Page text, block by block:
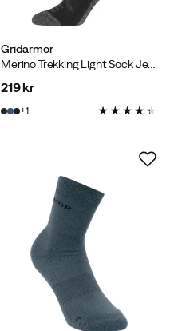
Gridarmor
Merino Trekking Light Sock Jet Black
price
219 kr
1